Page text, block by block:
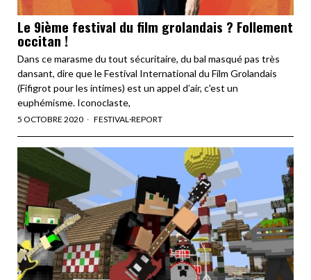
Le 9ième festival du film grolandais ? Follement
occitan !
Dans ce marasme du tout sécuritaire, du bal masqué pas très
dansant, dire que le Festival International du Film Grolandais
(Fifigrot pour les intimes) est un appel d’air, c'est un
euphémisme. Iconoclaste,
5 OCTOBRE 2020 FESTIVAL ·REPORT